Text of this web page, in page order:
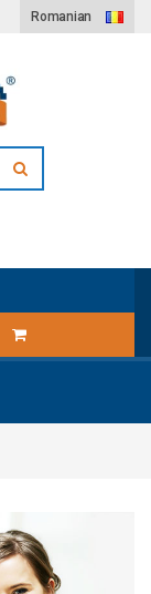
Romanian